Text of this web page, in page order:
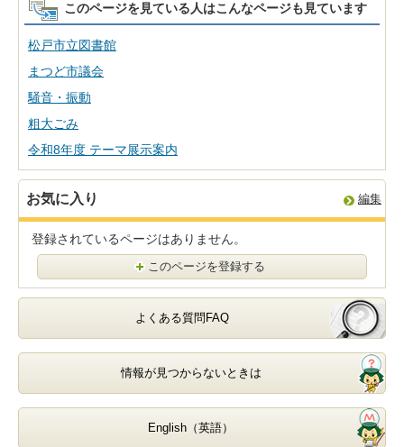
このページを見ている人はこんなページも見ています
松戸市立図書館
まつど市議会
騒音・振動
粗大ごみ
令和8年度 テーマ展示案内
お気に入り 編集
登録されているページはありません。
このページを登録する
よくある質問FAQ
情報が見つからないときは
English（英語）